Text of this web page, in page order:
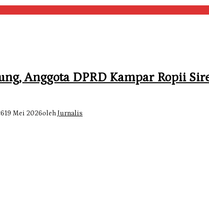
Anggota DPRD Kampar Ropii
19 Mei 2026oleh Jurnalis